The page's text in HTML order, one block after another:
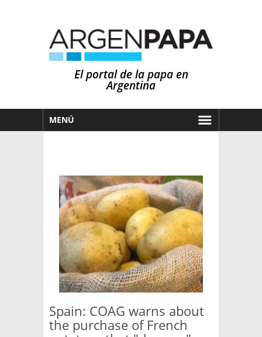
El portal de la papa en
Argentina
MENÚ
NOTICIAS
EN ESPAÑOL
OTROS IDIOMAS
CLIMA
PRONÓSTICO
LLUVIAS
ARGENTINA
EL MUNDO
TÉCNICA
PRODUCCION
CLASIFICADOS
Spain: COAG warns about
the purchase of French